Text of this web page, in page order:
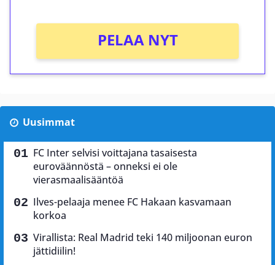
PELAA NYT
Uusimmat
FC Inter selvisi voittajana tasaisesta
euroväännöstä – onneksi ei ole
vierasmaalisääntöä
Ilves-pelaaja menee FC Hakaan kasvamaan
korkoa
Virallista: Real Madrid teki 140 miljoonan euron
jättidiilin!